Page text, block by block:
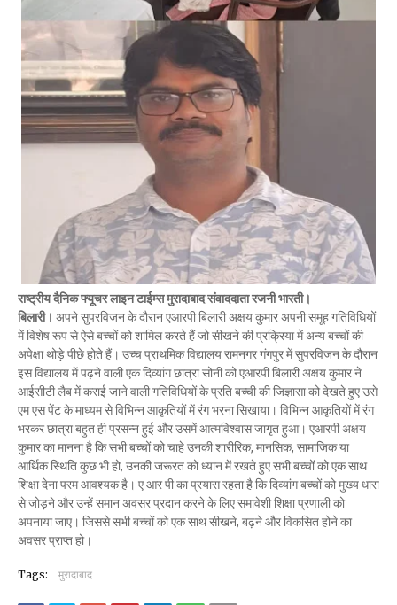
राष्ट्रीय दैनिकफ्यूचर लाइन टाईम्स मुरादाबाद संवाददाता रजनी भारती।
बिलारी। अपने सुपरविजन के दौरान एआरपी बिलारी अक्षय कुमार अपनी समूह गतिविधियों
में विशेष रूप से ऐसे बच्चों को शामिल करते हैं जो सीखने की प्रक्रिया में अन्य बच्चों की
अपेक्षा थोड़े पीछे होते हैं। उच्च प्राथमिक विद्यालय रामनगर गंगपुर में सुपरविजन के दौरान
इस विद्यालय में पढ़ने वाली एक दिव्यांग छात्रा सोनी को एआरपी बिलारी अक्षय कुमार ने
आईसीटी लैब में कराई जाने वाली गतिविधियों के प्रति बच्ची की जिज्ञासा को देखते हुए उसे
एम एस पेंट के माध्यम से विभिन्न आकृतियों में रंग भरना सिखाया। विभिन्न आकृतियों में रंग
भरकर छात्रा बहुत ही प्रसन्न हुई और उसमें आत्मविश्वास जागृत हुआ। एआरपी अक्षय
कुमार का मानना है कि सभी बच्चों को चाहे उनकी शारीरिक, मानसिक, सामाजिक या
आर्थिक स्थिति कुछ भी हो, उनकी जरूरत को ध्यान में रखते हुए सभी बच्चों को एक साथ
शिक्षा देना परम आवश्यक है। ए आर पी का प्रयास रहता है कि दिव्यांग बच्चों को मुख्य धारा
से जोड़ने और उन्हें समान अवसर प्रदान करने के लिए समावेशी शिक्षा प्रणाली को
अपनाया जाए। जिससे सभी बच्चों को एक साथ सीखने, बढ़ने और विकसित होने का
अवसर प्राप्त हो।
Tags: मुरादाबाद